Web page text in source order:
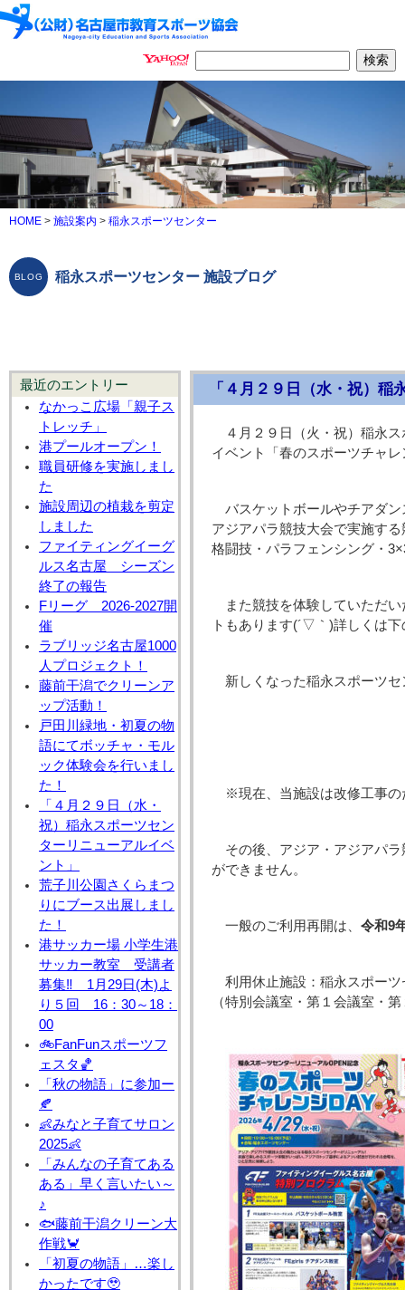
HOME > 施設案内 > 稲永スポーツセンター
稲永スポーツセンター 施設ブログ
最近のエントリー
なかっこ広場「親子ス
トレッチ」
港プールオープン！
職員研修を実施しまし
た
施設周辺の植栽を剪定
しました
ファイティングイーグ
ルス名古屋 シーズン
終了の報告
Fリーグ 2026-2027開
催
ラブリッジ名古屋1000
人プロジェクト！
藤前干潟でクリーンア
ップ活動！
戸田川緑地・初夏の物
語にてボッチャ・モル
ック体験会を行いまし
た！
「４月２９日（水・
祝）稲永スポーツセン
ターリニューアルイベ
ント」
荒子川公園さくらまつ
りにブース出展しまし
た！
港サッカー場 小学生港
サッカー教室 受講者
募集‼ 1月29日(木)よ
り５回 16：30～18：
00
🚲FanFunスポーツフ
ェスタ🏀
「秋の物語」に参加ー
🍂
👶みなと子育てサロン
2025👶
「みんなの子育てある
ある」早く言いたい～
♪
🐟藤前干潟クリーン大
作戦🦀
「初夏の物語」…楽し
かったです🥹
「４月２９日（水・祝）
４月２９日（火・祝）稲永
イベント「春のスポーツチャ
バスケットボールやチアダ
アジアパラ競技大会で実施す
格闘技・パラフェンシング・
また競技を体験していただ
トもあります(´▽｀)詳しくは
新しくなった稲永スポーツ
※現在、当施設は改修工事の
その後、アジア・アジアパ
ができません。
一般のご利用再開は、 令和9
利用休止施設：稲永スポー
（特別会議室・第１会議室・